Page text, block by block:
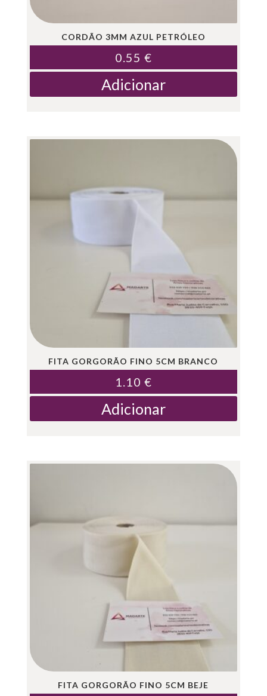
CORDÃO 3MM AZUL PETRÓLEO
0.55 €
Adicionar
FITA GORGORÃO FINO 5CM BRANCO
1.10 €
Adicionar
FITA GORGORÃO FINO 5CM BEJE